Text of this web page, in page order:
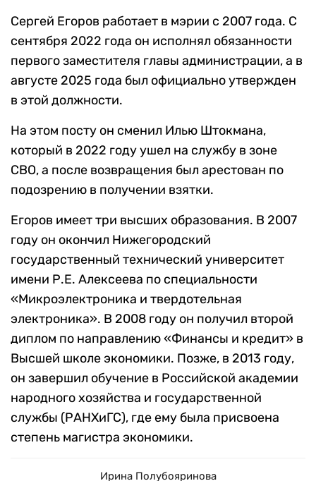
Сергей Егоров работает в мэрии с 2007 года. С
сентября 2022 года он исполнял обязанности
первого заместителя главы администрации, а в
августе 2025 года был официально утвержден
в этой должности.
На этом посту он сменил Илью Штокмана,
который в 2022 году ушел на службу в зоне
СВО, а после возвращения был арестован по
подозрению в получении взятки.
Егоров имеет три высших образования. В 2007
году он окончил Нижегородский
государственный технический университет
имени Р.Е. Алексеева по специальности
«Микроэлектроника и твердотельная
электроника». В 2008 году он получил второй
диплом по направлению «Финансы и кредит» в
Высшей школе экономики. Позже, в 2013 году,
он завершил обучение в Российской академии
народного хозяйства и государственной
службы (РАНХиГС), где ему была присвоена
степень магистра экономики.
Ирина Полубояринова